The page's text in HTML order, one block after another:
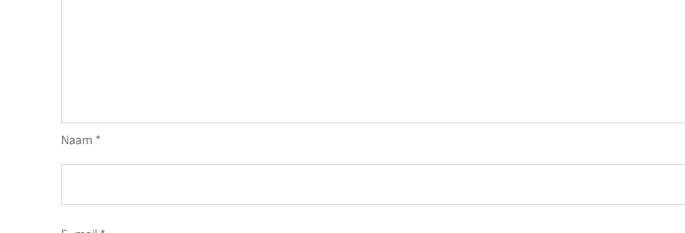
Naam *